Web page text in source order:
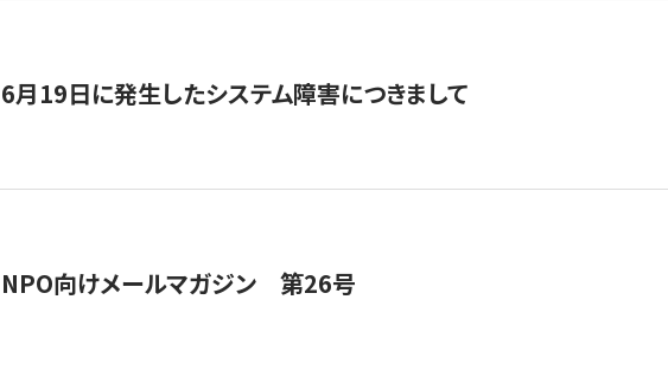
6月19日に発生したシステム障害につきまして
NPO向けメールマガジン 第26号